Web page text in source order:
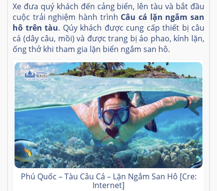
Xe đưa quý khách đến cảng biển, lên tàu và bắt đầu
cuộc trải nghiệm hành trình Câu cá lặn ngắm san
hô trên tàu. Qúy khách được cung cấp thiết bị câu
cá (dây câu, mồi) và được trang bị áo phao, kính lặn,
ống thở khi tham gia lặn biển ngắm san hô.
Phú Quốc – Tàu Câu Cá – Lặn Ngắm San Hô [Cre:
Internet]